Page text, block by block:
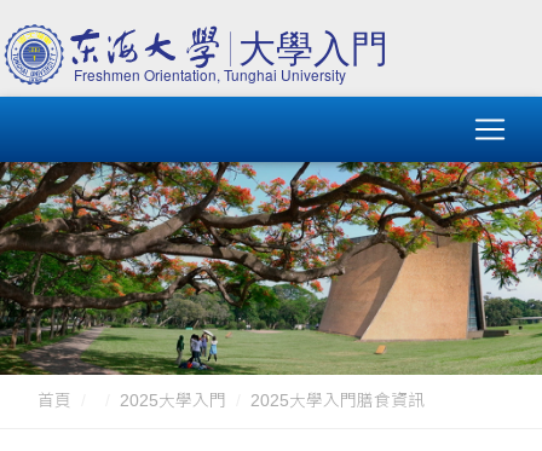
首頁 2025大學入門 2025大學入門膳食資訊